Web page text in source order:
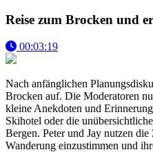
Reise zum Brocken und
00:03:19
Nach anfänglichen
Brocken auf. Die Moderatoren
kleine Anekdoten und
Skihotel oder die
Bergen. Peter und Jay nutzen
Wanderung einzustimmen und